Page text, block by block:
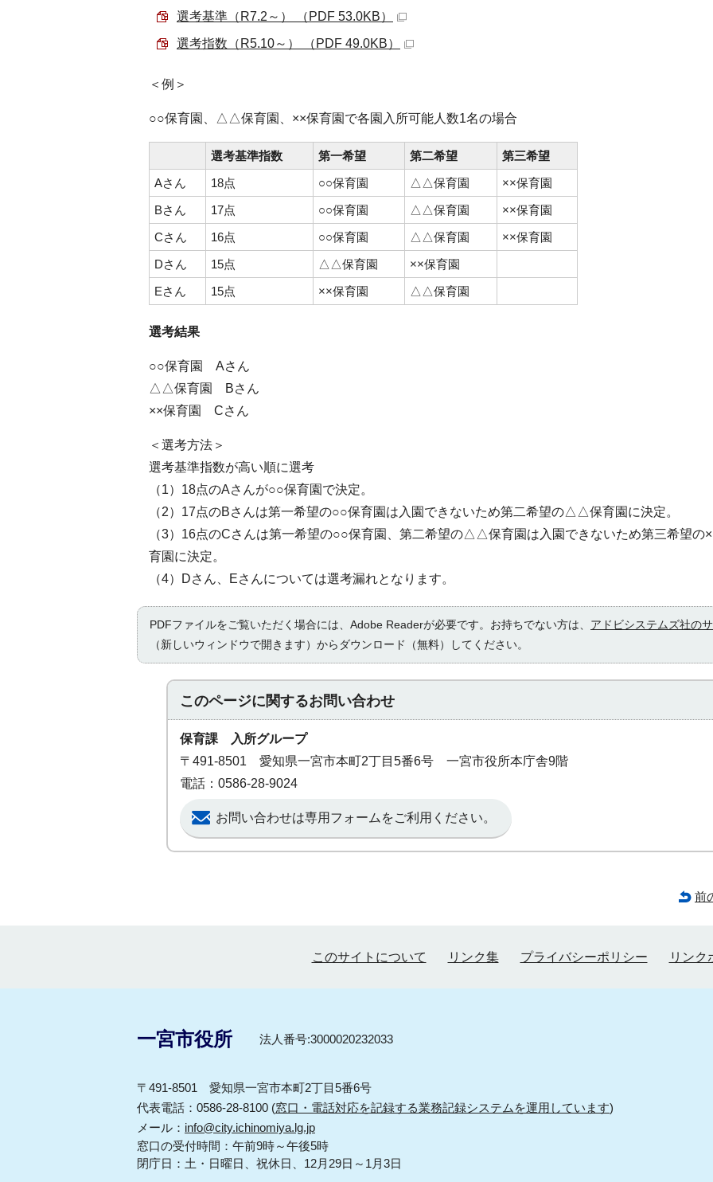
選考基準（R7.2～） （PDF 53.0KB）
選考指数（R5.10～） （PDF 49.0KB）
＜例＞
○○保育園、△△保育園、××保育園で各園入所可能人数1名の場合
選考基準指数 第一希望 第二希望
第三希望
Aさん
18点 ○○保育園 △△保育園
××保育園
Bさん
17点 ○○保育園 △△保育園
××保育園
Cさん
16点 ○○保育園 △△保育園
××保育園
Dさん
15点 △△保育園
××保育園
Eさん
15点 ××保育園 △△保育園
選考結果
○○保育園 Aさん
△△保育園 Bさん
××保育園 Cさん
＜選考方法＞
選考基準指数が高い順に選考
（1）18点のAさんが○○保育園で決定。
（2）17点のBさんは第一希望の○○保育園は入園できないため第二希望の△△保育園に決定。
（3）16点のCさんは第一希望の○○保育園、第二希望の△△保育園は入園できないため第三希望の
育園に決定。
（4）Dさん、Eさんについては選考漏れとなります。
PDFファイルをご覧いただく場合には、Adobe Readerが必要です。お持ちでない方は、 アドビシステムズ社の
（新しいウィンドウで開きます）からダウンロード（無料）してください。
このページに関するお問い合わせ
保育課 入所グループ
〒491-8501 愛知県一宮市本町2丁目5番6号 一宮市役所本庁舎9階
電話：0586-28-9024
お問い合わせは専用フォームをご利用ください。
前
このサイトについて リンク集 プライバシーポリシー リンク
一宮市役所 法人番号:3000020232033
〒491-8501 愛知県一宮市本町2丁目5番6号
代表電話：0586-28-8100 (窓口・電話対応を記録する業務記録システムを運用しています)
メール： info@city.ichinomiya.lg.jp
窓口の受付時間：午前9時～午後5時
閉庁日：土・日曜日、祝休日、12月29日～1月3日